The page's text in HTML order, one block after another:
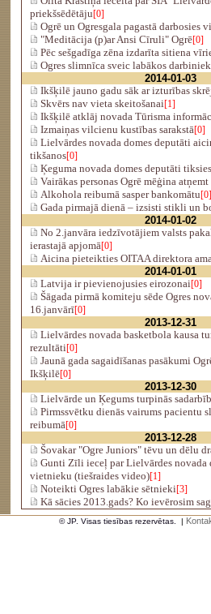
priekšsēdētāju[0]
Ogrē un Ogresgala pagastā darbosies
"Meditācija (p)ar Ansi Cīruli" Ogrē[0]
Pēc sešgadīga zēna izdarīta sitiena
Ogres slimnīca sveic labākos
2014-01-03
Ikšķilē jauno gadu sāk ar izturības
Skvērs nav vieta skeitošanai[1]
Ikšķilē atklāj novada Tūrisma
Izmaiņas vilcienu kustības sarakstā[0]
Lielvārdes novada domes deputāti
tikšanos[0]
Ķeguma novada domes deputāti
Vairākas personas Ogrē mēģina
Alkohola reibumā sasper bankomātu[0]
Gada pirmajā dienā – izsisti stikli un
2014-01-02
No 2.janvāra iedzīvotājiem valsts
ierastajā apjomā[0]
Aicina pieteikties OITAA direktora
2014-01-01
Latvija ir pievienojusies eirozonai[0]
Šāgada pirmā komiteju sēde Ogres
16.janvārī[0]
2013-12-31
Lielvārdes novada basketbola kausa
rezultāti[0]
Jaunā gada sagaidīšanas pasākumi
Ikšķilē[0]
2013-12-30
Lielvārde un Ķegums turpinās
Pirmssvētku dienās vairums pacientu
reibumā[0]
2013-12-28
Šovakar "Ogre Juniors" tēvu un dēlu
Gunti Zīli ieceļ par Lielvārdes novada
vietnieku (tiešraides video)[1]
Noteikti Ogres labākie sētnieki[3]
Kā sācies 2013.gads? Ko ievērosim
© JP. Visas tiesības rezervētas. |